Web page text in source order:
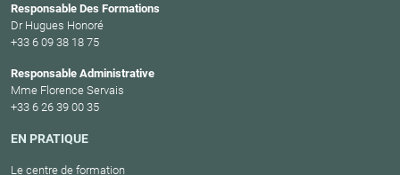
Responsable Des Formations
Dr Hugues Honoré
+33 6 09 38 18 75
Responsable Administrative
Mme Florence Servais
+33 6 26 39 00 35
EN PRATIQUE
Le centre de formation